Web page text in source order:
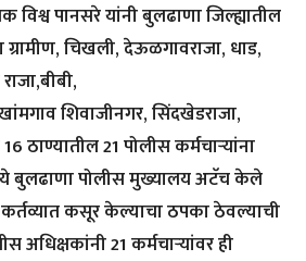
विश्व पानसरे यांनी बुलढाणा जिल्ह्यातील
चिखली, देऊळगावराजा, धाड,
शिवाजीनगर, सिंदखेडराजा,
ठाण्यातील 21 पोलीस कर्मचाऱ्यांना
बुलढाणा पोलीस मुख्यालय अटॅच केले
कर्तव्यात कसूर केल्याचा ठपका ठेवल्याची
अधिक्षकांनी 21 कर्मचाऱ्यांवर ही